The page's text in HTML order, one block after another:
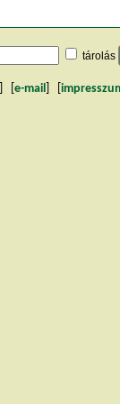
tárolás
e-mail